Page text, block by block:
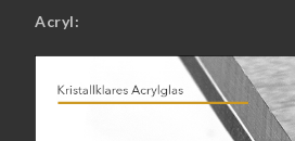
Acryl: